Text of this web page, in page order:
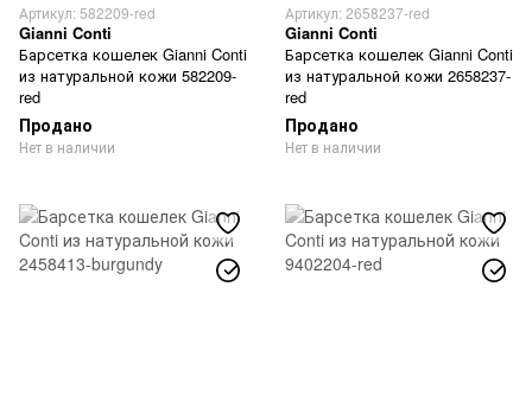
Артикул: 582209-red
Gianni Conti
Барсетка кошелек Gianni Conti
из натуральной кожи 582209-
red
Продано
Нет в наличии
Артикул: 2658237-red
Gianni Conti
Барсетка кошелек Gianni Conti
из натуральной кожи 2658237-
red
Продано
Нет в наличии